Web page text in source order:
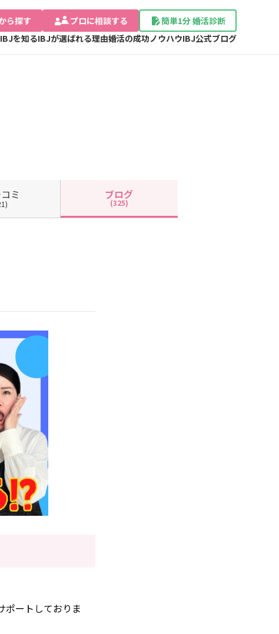
ら探す プロに相談する
簡単1分 婚活診断
IBJを知るIBJが選ばれる理由婚活の成功ノウハウIBJ公式ブログ
ミ ブログ
(325)
ポートしておりま